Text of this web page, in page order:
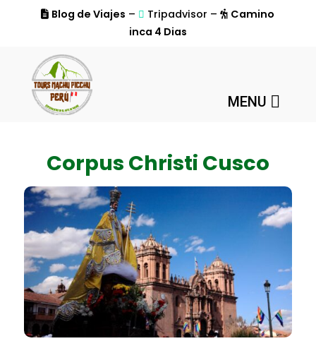
Blog de Viajes – Tripadvisor –
Camino
inca 4 Dias
MENU
Corpus Christi Cusco